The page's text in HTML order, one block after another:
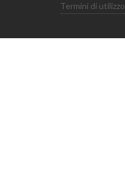
Termini di utilizzo